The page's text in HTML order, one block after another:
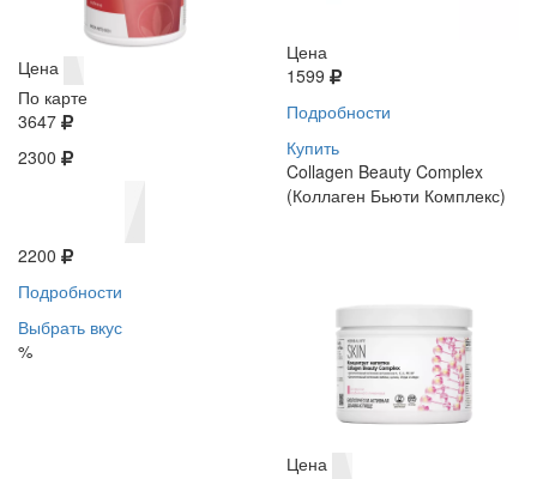
Цена
По карте
3647
2300
2200
Подробности
Выбрать вкус
%
Цена
1599
Подробности
Купить
Collagen Beauty Complex
(Коллаген Бьюти Комплекс)
Цена